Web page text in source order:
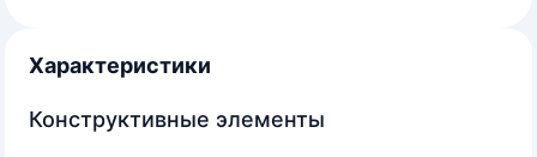
Характеристики
Конструктивные элементы